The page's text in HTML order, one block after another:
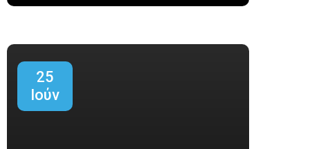
25
Ιούν